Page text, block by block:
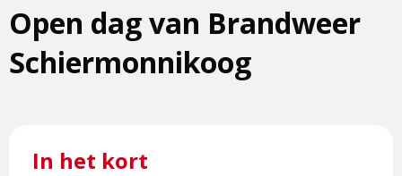
Open dag van Brandweer
Schiermonnikoog
In het kort